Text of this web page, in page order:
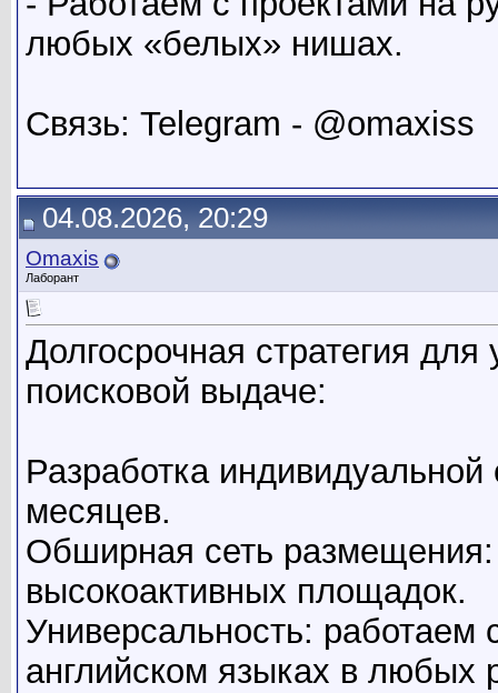
любых «белых» нишах.
Связь: Telegram - @omaxiss
04.08.2026, 20:29
Omaxis
Лаборант
Долгосрочная стратегия
поисковой выдаче:
Разработка индивидуальной
месяцев.
Обширная сеть
высокоактивных площадок.
Универсальность: работаем
английском языках в любых